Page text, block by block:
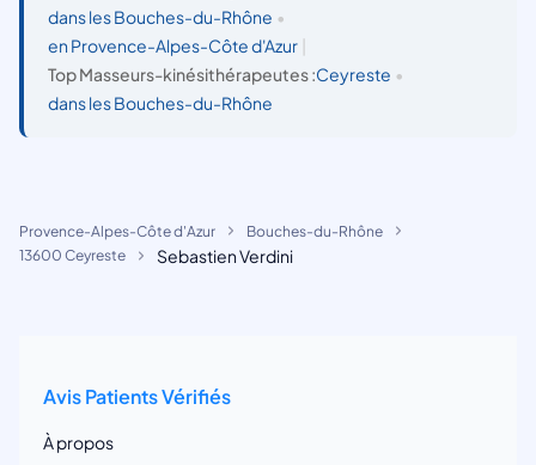
dans les Bouches-du-Rhône •
en Provence-Alpes-Côte d'Azur
Top Masseurs-kinésithérapeutes :Ceyreste •
dans les Bouches-du-Rhône
Provence-Alpes-Côte d'Azur
Bouches-du-Rhône
13600 Ceyreste
Sebastien Verdini
Avis Patients Vérifiés
À propos